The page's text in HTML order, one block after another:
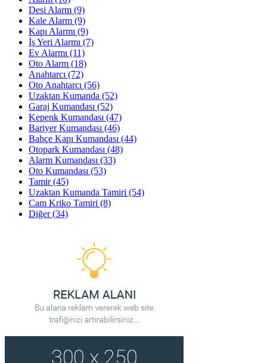
Desi Alarm (9)
Kale Alarm (9)
Kapı Alarmı (9)
İş Yeri Alarmı (7)
Ev Alarmı (11)
Oto Alarm (18)
Anahtarcı (72)
Oto Anahtarcı (56)
Uzaktan Kumanda (52)
Garaj Kumandası (52)
Kepenk Kumandası (47)
Bariyer Kumandası (46)
Bahçe Kapı Kumandası (44)
Otopark Kumandası (48)
Alarm Kumandası (33)
Oto Kumandası (53)
Tamir(45)
Uzaktan Kumanda Tamiri (54)
Cam Kriko Tamiri (8)
Diğer(34)